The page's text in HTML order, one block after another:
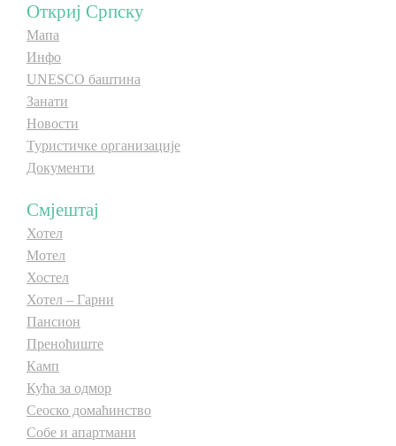
Откриј Српску
Мапа
Инфо
UNESCO баштина
Занати
Новости
Туристичке организације
Документи
Смјештај
Хотел
Мотел
Хостел
Хотел – Гарни
Пансион
Преноћиште
Камп
Кућа за одмор
Сеоско домаћинство
Собе и апартмани